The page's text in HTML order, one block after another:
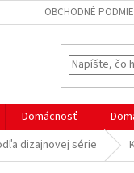
OBCHODNÉ
Domácnosť
dizajnovej série